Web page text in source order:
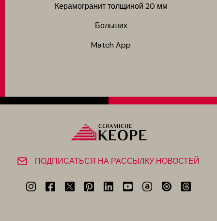
Керамогранит толщиной 20 мм
Больших
Match App
ПОДПИСАТЬСЯ НА РАССЫЛКУ НОВОСТЕЙ